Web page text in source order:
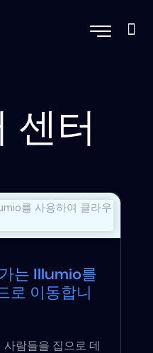
센터
는 Illumio를
로 이동합니
람들을 집으로 데